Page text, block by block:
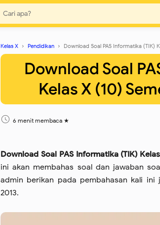
Kelas X Pendidikan Download Soal PAS Informatika (TIK)
Download Soal
Kelas X (10)
6 menit membaca
Download Soal PAS Informatika (TIK)
ini akan membahas soal dan jawaban
admin berikan pada pembahasan kali ini
2013.